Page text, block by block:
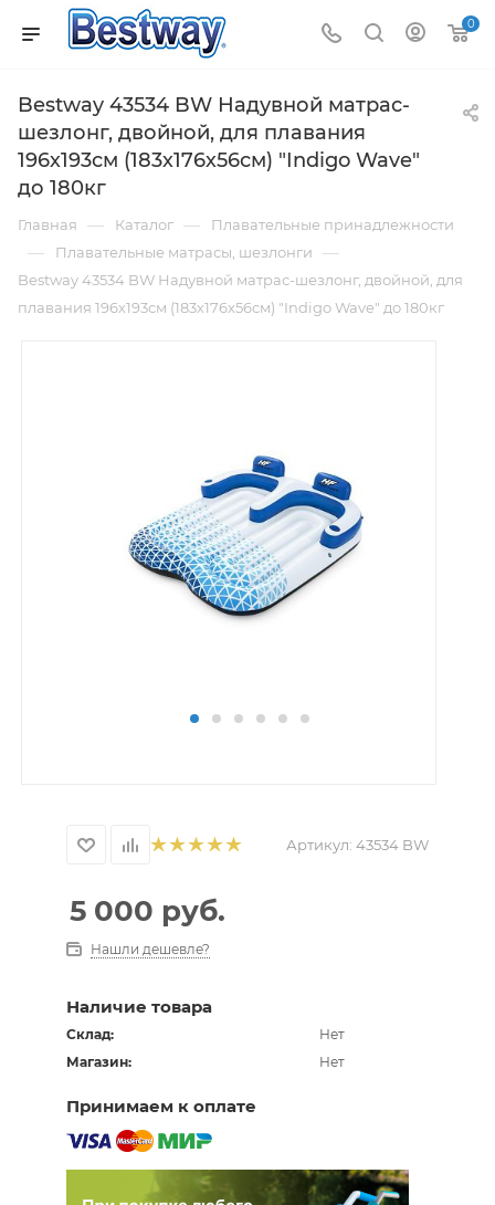
0
Bestway 43534 BW Надувной матрас-
шезлонг, двойной, для плавания
196х193см (183х176х56см) "Indigo Wave"
до 180кг
Главная — Каталог — Плавательные принадлежности
— Плавательные матрасы, шезлонги —
Bestway 43534 BW Надувной матрас-шезлонг, двойной, для
плавания 196х193см (183х176х56см) "Indigo Wave" до 180кг
Артикул: 43534 BW
5 000 руб.
Нашли дешевле?
Наличие товара
Склад:
Нет
Магазин:
Нет
Принимаем к оплате